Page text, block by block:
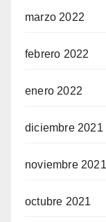
marzo 2022
febrero 2022
enero 2022
diciembre 2021
noviembre 2021
octubre 2021